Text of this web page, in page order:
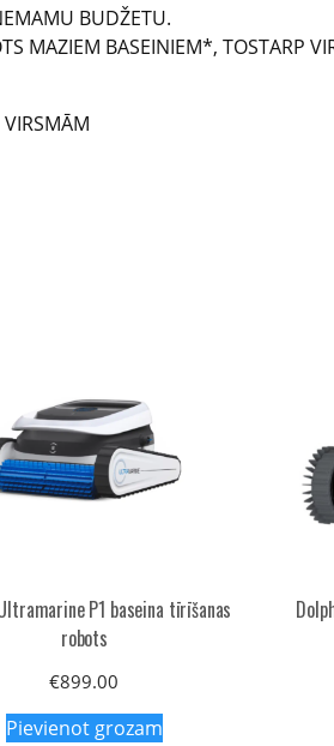
BUDŽETU.
MAZIEM BASEINIEM*, TOSTARP
P1 baseina tīrīšanas
robots
€899.00
Pievienot grozam